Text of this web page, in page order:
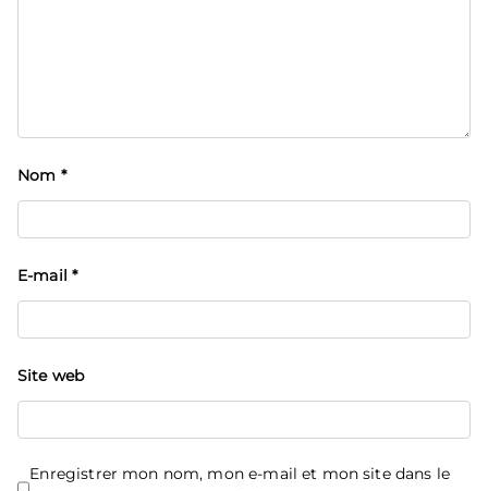
Nom *
E-mail*
Site web
Enregistrer mon nom, mon e-mail et mon site dans le